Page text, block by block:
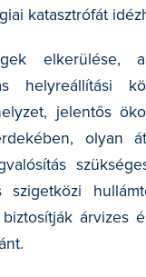
katasztrófát
elkerülése, a
helyreállítási
jelentős
olyan
árvizes